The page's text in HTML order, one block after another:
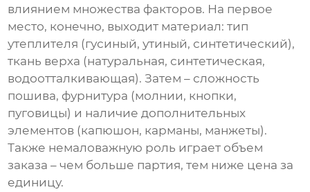
влиянием множества факторов. На первое
место, конечно, выходит материал: тип
утеплителя (гусиный, утиный, синтетический),
ткань верха (натуральная, синтетическая,
водоотталкивающая). Затем – сложность
пошива, фурнитура (молнии, кнопки,
пуговицы) и наличие дополнительных
элементов (капюшон, карманы, манжеты).
Также немаловажную роль играет объем
заказа – чем больше партия, тем ниже цена за
единицу.